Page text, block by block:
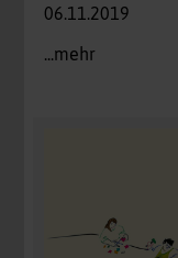
06.11.2019
...mehr